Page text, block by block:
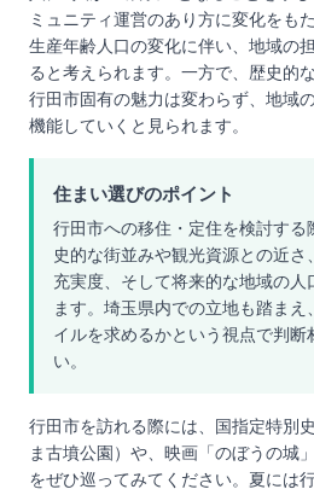
ミュニティ運営のあり方に変化をも
生産年齢人口の変化に伴い、地域の
ると考えられます。一方で、歴史的
行田市固有の魅力は変わらず、地域
機能していくと見られます。
住まい選びのポイント
行田市への移住・定住を検討す
史的な街並みや観光資源との近
充実度、そして将来的な地域の
ます。埼玉県内での立地も踏ま
イルを求めるかという視点で判断
い。
行田市を訪れる際には、国指定特別
ま古墳公園）や、映画「のぼうの城
をぜひ巡ってみてください。夏には